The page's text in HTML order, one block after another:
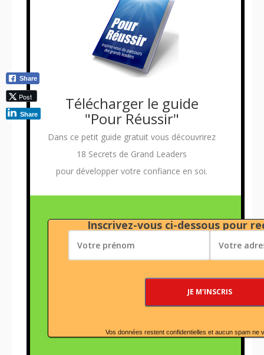
Télécharger le guide
"Pour Réussir"
Dans ce petit guide gratuit vous découvrirez
18 Secrets de Grand Leaders
pour développer votre confiance en soi.
Inscrivez-vous ci-dessous pour
Vos données restent confidentielles et aucun spam ne
Share
Post
Share